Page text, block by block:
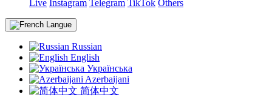
Live Instagram Telegram TikTok Others
Langue
Russian
English
Українська
Azerbaijani
简体中文